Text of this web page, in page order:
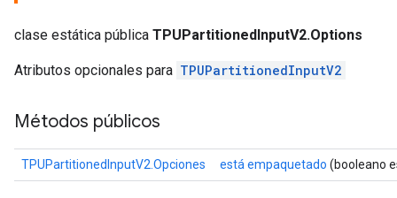
clase estática pública TPUPartitionedInputV2.Options
Atributos opcionales para TPUPartitionedInputV2
Métodos públicos
TPUPartitionedInputV2.Opciones está empaquetado (booleano